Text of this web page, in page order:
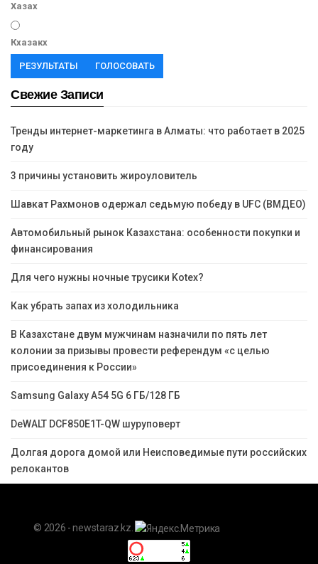
Хазах
Кхазакх
РЕЗУЛЬТАТЫ ГОЛОСОВАТЬ
Свежие Записи
Тренды интернет-маркетинга в Алматы: что работает в 2025
году
3 причины установить жироуловитель
Шавкат Рахмонов одержал седьмую победу в UFC (ВМДЕО)
Автомобильный рынок Казахстана: особенности покупки и
финансирования
Для чего нужны ночные трусики Kotex?
Как убрать запах из холодильника
В Казахстане двум мужчинам назначили по пять лет
колонии за призывы провести референдум «с целью
присоединения к России»
Samsung Galaxy A54 5G 6 ГБ/128 ГБ
DeWALT DCF850E1T-QW шуруповерт
Долгая дорога домой или Неисповедимые пути российских
релокантов
© 2026 - newstaraz.kz.